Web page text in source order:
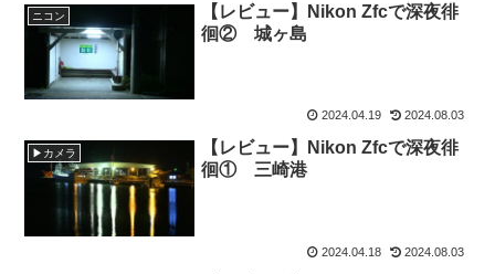
ニコン
【レビュー】Nikon Zfcで深夜徘
徊② 城ヶ島
2024.04.19 2024.08.03
▶カメラ
【レビュー】Nikon Zfcで深夜徘
徊① 三崎港
2024.04.18 2024.08.03